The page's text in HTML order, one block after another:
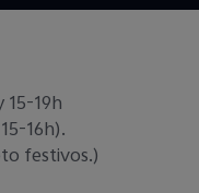
19h
16h).
festivos.)